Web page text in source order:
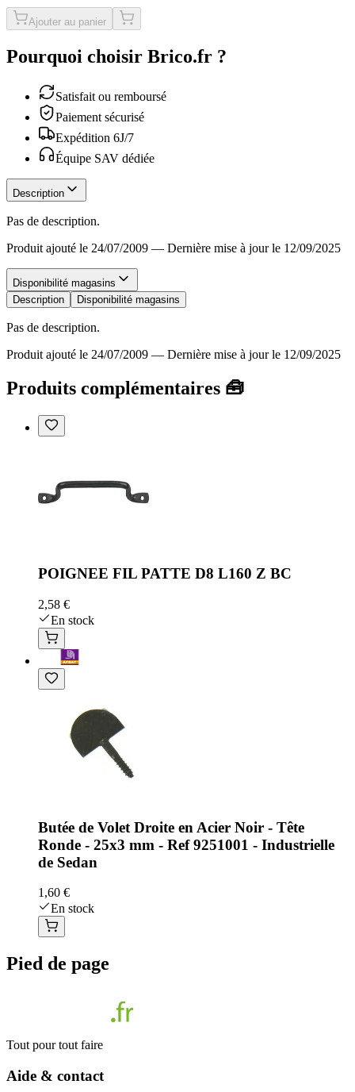
Ajouter au panier
Pourquoi choisir Brico.fr ?
Satisfait ou remboursé
Paiement sécurisé
Expédition 6J/7
Équipe SAV dédiée
Description
Pas de description.
Produit ajouté le 24/07/2009 — Dernière mise à jour le 12/09/2025
Disponibilité magasins
Description
Disponibilité magasins
Pas de description.
Produit ajouté le 24/07/2009 — Dernière mise à jour le 12/09/2025
Produits complémentaires 🧰
POIGNEE FIL PATTE D8 L160 Z BC
2,58 €
En stock
Butée de Volet Droite en Acier Noir - Tête
Ronde - 25x3 mm - Ref 9251001 - Industrielle
de Sedan
1,60 €
En stock
Pied de page
Tout pour tout faire
Aide & contact